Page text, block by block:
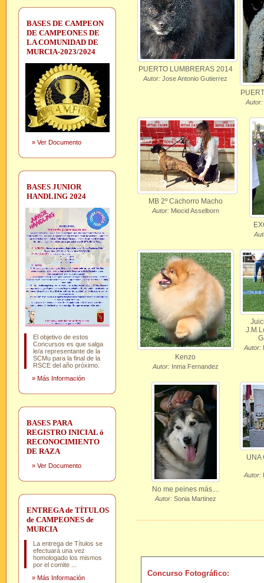
BASES DE CAMPEON
DE CAMPEONES DE
LA COMUNIDAD DE
MURCIA-2023/2024
» Ver Documento
BASES JUNIOR
HANDLING 2024
El objetivo de estos
Concursos es que salga
le/a representante de la
SCMu para la final de la
RSCE del año próximo.
» Más Información
BASES PARA
REGISTRO INICIAL ó
RECONOCIMIENTO
DE RAZA
» Ver Documento
ENTREGA de TÍTULOS
de CAMPEONES de
MURCIA
La entrega de Títulos se
efectuará una vez
homologado los mismos
por el comite ...
» Más Información
PUERTO LUMBRERAS 2014
Autor: Jose Antonio Gutierrez
Autor:
MB 2º Cachorro Macho
Autor:Miocid Asselborn
Kenzo
Autor:Inma Fernandez
Autor:
No me peines más....
Autor:Sonia Martinez
UNA
Autor:
Concurso Fotográfico: